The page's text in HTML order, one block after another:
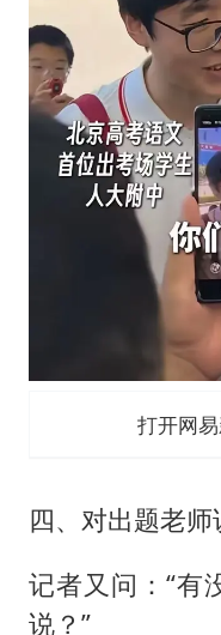
打开网
四、对出题老师
记者又问：“有
说？”